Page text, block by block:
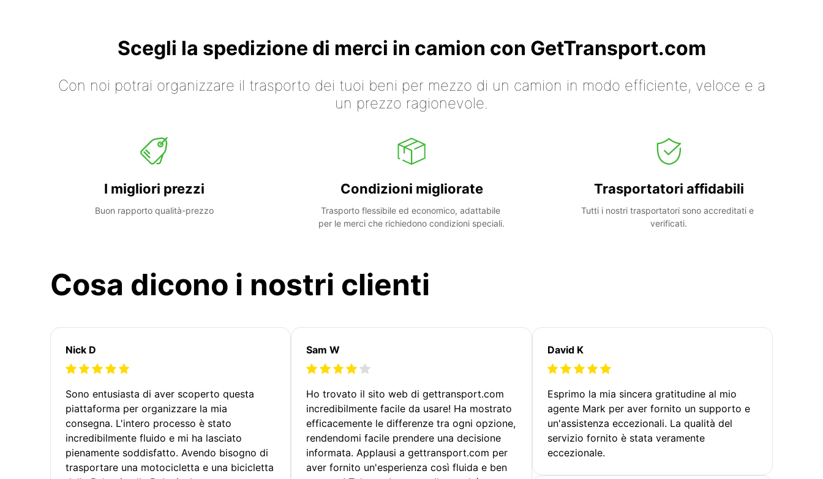
Scegli la spedizione di merci in camion con GetTransport.com
Con noi potrai organizzare il trasporto dei tuoi beni per mezzo di un camion in modo efficiente, veloce e a
un prezzo ragionevole.
I migliori prezzi
Buon rapporto qualità-prezzo
Condizioni migliorate
Trasporto flessibile ed economico, adattabile
per le merci che richiedono condizioni speciali.
Trasportatori affidabili
Tutti i nostri trasportatori sono accreditati e
verificati.
Cosa dicono i nostri clienti
Nick D
Sono entusiasta di aver scoperto questa
piattaforma per organizzare la mia
consegna. L'intero processo è stato
incredibilmente fluido e mi ha lasciato
pienamente soddisfatto. Avendo bisogno di
trasportare una motocicletta e una bicicletta
Sam W
Ho trovato il sito web di gettransport.com
incredibilmente facile da usare! Ha mostrato
efficacemente le differenze tra ogni opzione,
rendendomi facile prendere una decisione
informata. Applausi a gettransport.com per
aver fornito un'esperienza così fluida e ben
David K
Esprimo la mia sincera gratitudine al mio
agente Mark per aver fornito un supporto e
un'assistenza eccezionali. La qualità del
servizio fornito è stata veramente
eccezionale.